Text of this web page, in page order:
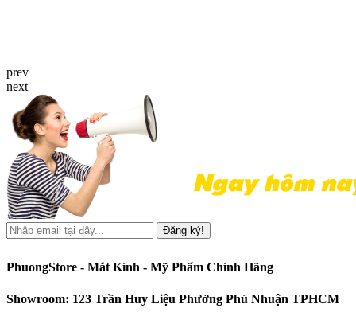
prev
next
Đăng ký!
PhuongStore - Mắt Kính - Mỹ Phẩm Chính Hãng
Showroom: 123 Trần Huy Liệu Phường Phú Nhuận TPHCM